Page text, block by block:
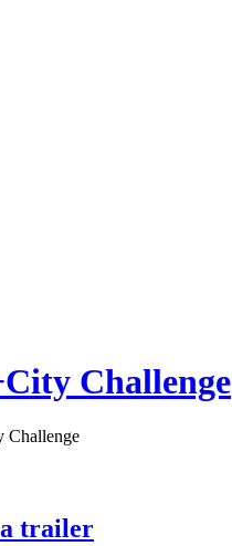
Challenge
Challenge
a trailer